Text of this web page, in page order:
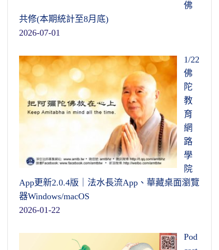
佛
共修(本期統計至8月底)
2026-07-01
1/22
佛
陀
教
育
網
路
學
院
App更新2.0.4版｜法水長流App、華藏桌面瀏覽
器Windows/macOS
2026-01-22
Pod